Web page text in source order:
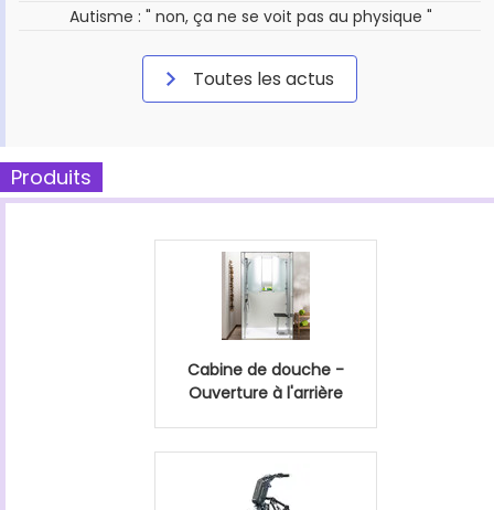
Autisme : " non, ça ne se voit pas au physique "
Toutes les actus
Produits
Cabine de douche -
Ouverture à l'arrière